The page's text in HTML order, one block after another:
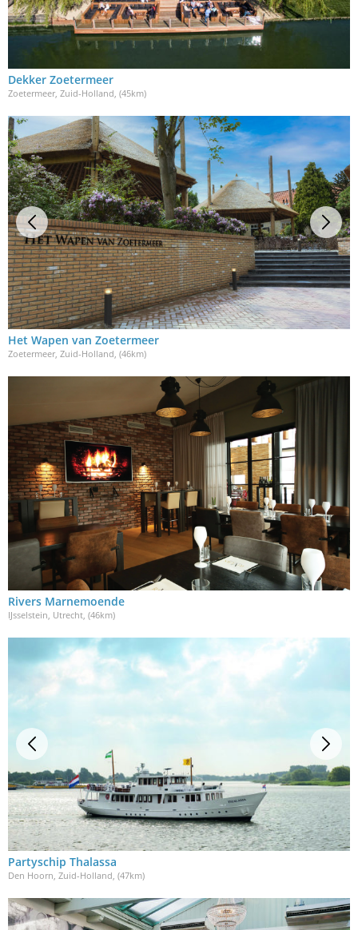
Dekker Zoetermeer
Zoetermeer, Zuid-Holland , (45km)
Het Wapen van Zoetermeer
Zoetermeer, Zuid-Holland, (46km)
Rivers Marnemoende
IJsselstein, Utrecht , (46km)
Partyschip Thalassa
Den Hoorn, Zuid-Holland, (47km)